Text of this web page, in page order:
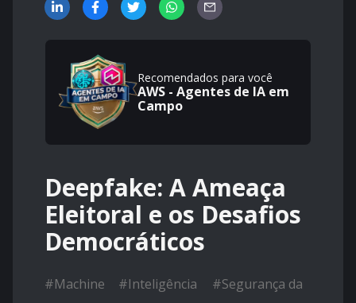
Recomendados para você
AWS - Agentes de IA em
Campo
Deepfake: A Ameaça
Eleitoral e os Desafios
Democráticos
#Machine
#Inteligência
#Segurança da